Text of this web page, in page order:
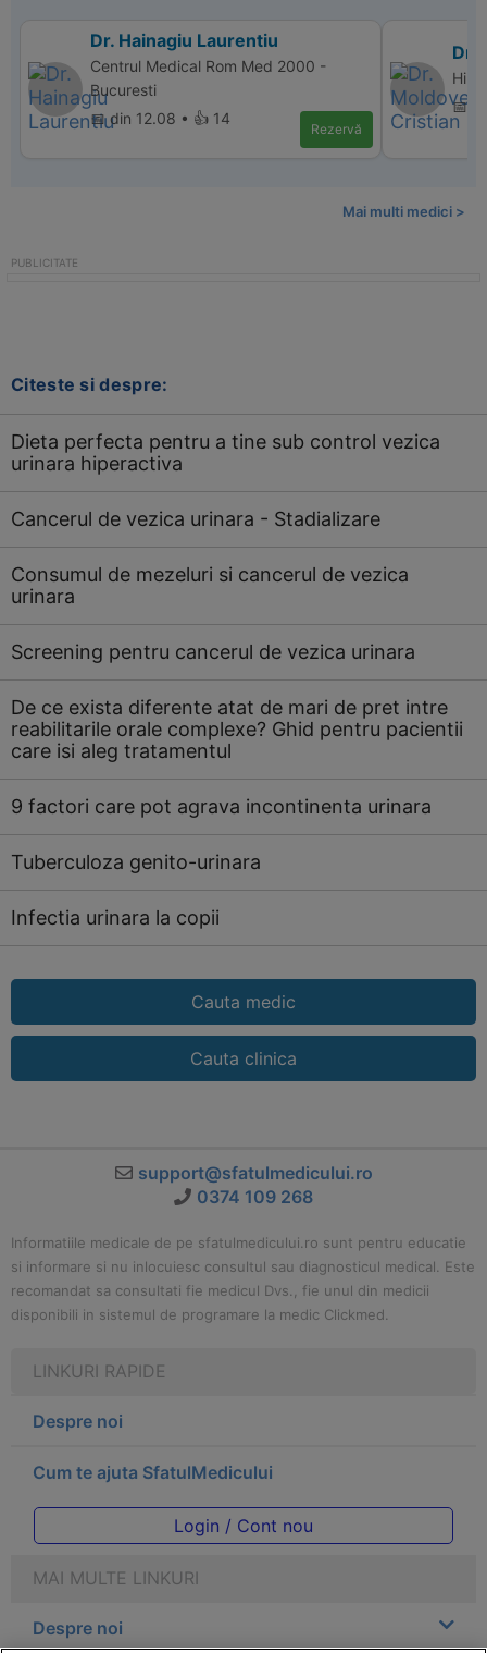
Dr. Hainagiu Laurentiu
Centrul Medical Rom Med 2000 -
Bucuresti
📅 din 12.08 • 👍 14
Rezervă
Dr.
📅
Mai multi medici >
Citeste si despre:
Dieta perfecta pentru a tine sub control vezica
urinara hiperactiva
Cancerul de vezica urinara - Stadializare
Consumul de mezeluri si cancerul de vezica
urinara
Screening pentru cancerul de vezica urinara
De ce exista diferente atat de mari de pret intre
reabilitarile orale complexe? Ghid pentru pacientii
care isi aleg tratamentul
9 factori care pot agrava incontinenta urinara
Tuberculoza genito-urinara
Infectia urinara la copii
Cauta medic
Cauta clinica
support@sfatulmedicului.ro
0374 109 268
Informatiile medicale de pe sfatulmedicului.ro sunt pentru educatie
si informare si nu inlocuiesc consultul sau diagnosticul medical. Este
recomandat sa consultati fie medicul Dvs., fie unul din medicii
disponibili in sistemul de programare la medic Clickmed.
LINKURI RAPIDE
Despre noi
Cum te ajuta SfatulMedicului
Login / Cont nou
MAI MULTE LINKURI
Despre noi